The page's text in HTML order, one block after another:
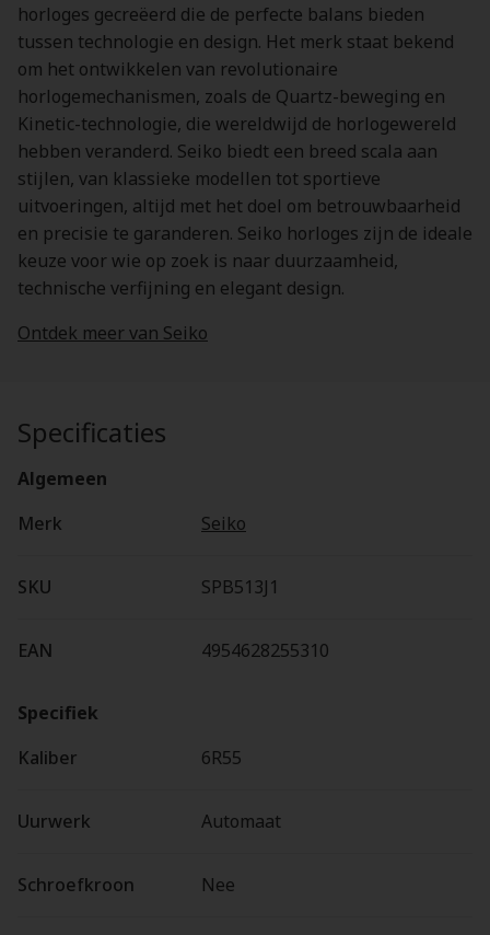
horloges gecreëerd die de perfecte balans bieden
tussen technologie en design. Het merk staat bekend
om het ontwikkelen van revolutionaire
horlogemechanismen, zoals de Quartz-beweging en
Kinetic-technologie, die wereldwijd de horlogewereld
hebben veranderd. Seiko biedt een breed scala aan
stijlen, van klassieke modellen tot sportieve
uitvoeringen, altijd met het doel om betrouwbaarheid
en precisie te garanderen. Seiko horloges zijn de ideale
keuze voor wie op zoek is naar duurzaamheid,
technische verfijning en elegant design.
Ontdek meer van Seiko
Specificaties
Algemeen
Merk
Seiko
SKU SPB513J1
EAN 4954628255310
Specifiek
Kaliber
6R55
Uurwerk Automaat
Schroefkroon Nee